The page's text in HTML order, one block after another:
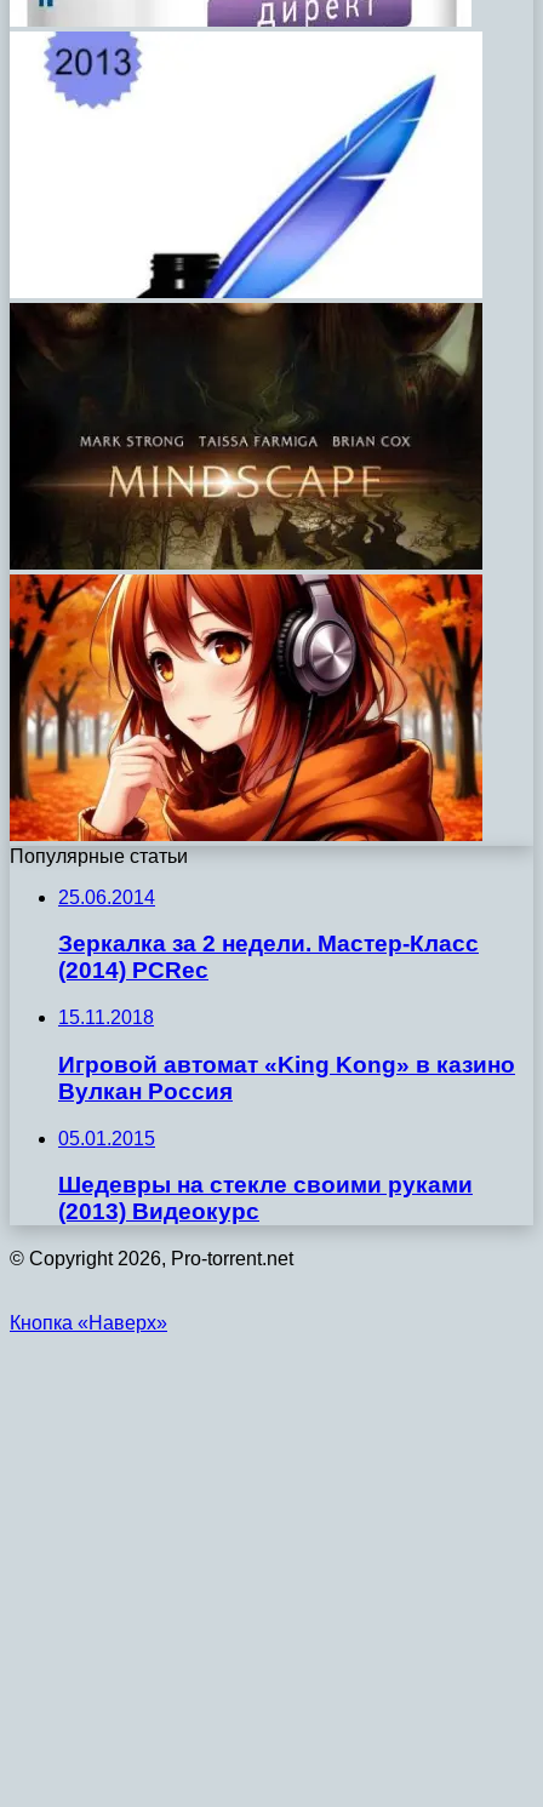
Популярные статьи
25.06.2014
Зеркалка за 2 недели. Мастер-Класс
(2014) PCRec
15.11.2018
Игровой автомат «King Kong» в казино
Вулкан Россия
05.01.2015
Шедевры на стекле своими руками
(2013) Видеокурс
© Copyright 2026, Pro-torrent.net
Кнопка «Наверх»